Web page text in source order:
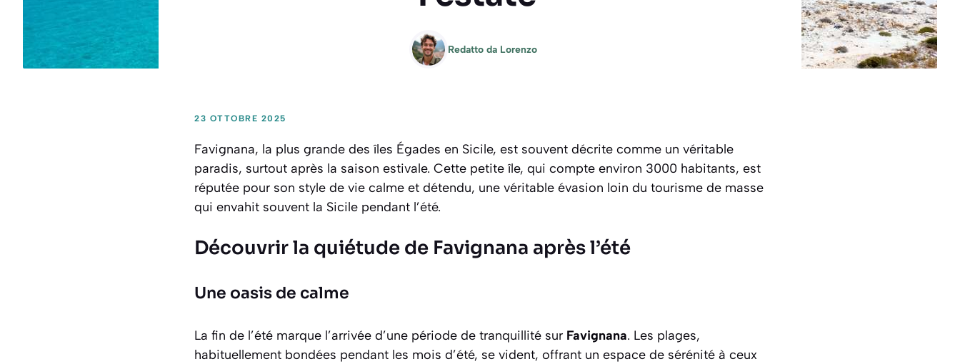
Redatto da Lorenzo
23 OTTOBRE 2025
Favignana, la plus grande des îles Égades en Sicile, est souvent décrite comme un véritable
paradis, surtout après la saison estivale. Cette petite île, qui compte environ 3000 habitants, est
réputée pour son style de vie calme et détendu, une véritable évasion loin du tourisme de masse
qui envahit souvent la Sicile pendant l’été.
Découvrir la quiétude de Favignana après l’été
Une oasis de calme
La fin de l’été marque l’arrivée d’une période de tranquillité sur Favignana. Les plages,
habituellement bondées pendant les mois d’été, se vident, offrant un espace de sérénité à ceux